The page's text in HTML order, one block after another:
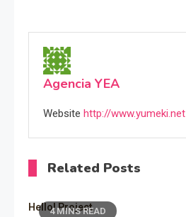
Agencia YEA
Website http://www.yumeki.net
Related Posts
4 MINS READ
Hello! Project